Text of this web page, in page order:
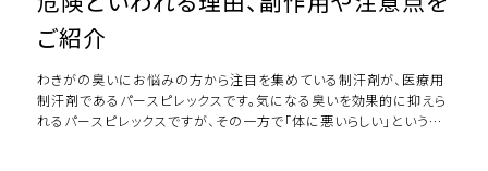
ご紹介
わきがの臭いにお悩みの方から注目を集めている制汗剤が、医療用
制汗剤であるパースピレックスです。気になる臭いを効果的に抑えら
れるパースピレックスですが、その一方で「体に悪いらしい」という噂